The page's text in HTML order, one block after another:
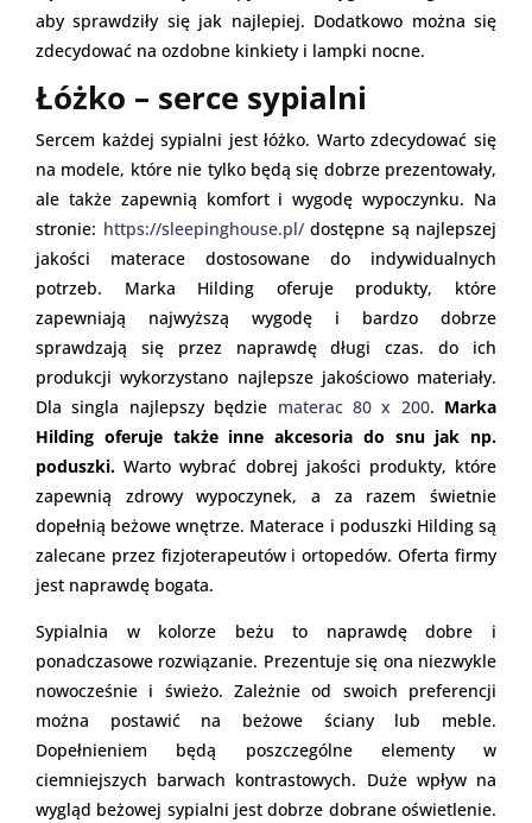
aby sprawdziły się jak najlepiej. Dodatkowo można się
zdecydować na ozdobne kinkiety i lampki nocne.
Łóżko – serce sypialni
Sercem każdej sypialni jest łóżko. Warto zdecydować się
na modele, które nie tylko będą się dobrze prezentowały,
ale także zapewnią komfort i wygodę wypoczynku. Na
stronie: https://sleepinghouse.pl/dostępne są najlepszej
jakości materace dostosowane do indywidualnych
potrzeb. Marka Hilding oferuje produkty, które
zapewniają najwyższą wygodę i bardzo dobrze
sprawdzają się przez naprawdę długi czas. do ich
produkcji wykorzystano najlepsze jakościowo materiały.
Dla singla najlepszy będzie materac 80 x 200. Marka
Hilding oferuje także inne akcesoria do snu jak np.
poduszki. Warto wybrać dobrej jakości produkty, które
zapewnią zdrowy wypoczynek, a za razem świetnie
dopełnią beżowe wnętrze. Materace i poduszki Hilding są
zalecane przez fizjoterapeutów i ortopedów. Oferta firmy
jest naprawdę bogata.
Sypialnia w kolorze beżu to naprawdę dobre i
ponadczasowe rozwiązanie. Prezentuje się ona niezwykle
nowocześnie i świeżo. Zależnie od swoich preferencji
można postawić na beżowe ściany lub meble.
Dopełnieniem będą poszczególne elementy w
ciemniejszych barwach kontrastowych. Duże wpływ na
wygląd beżowej sypialni jest dobrze dobrane oświetlenie.